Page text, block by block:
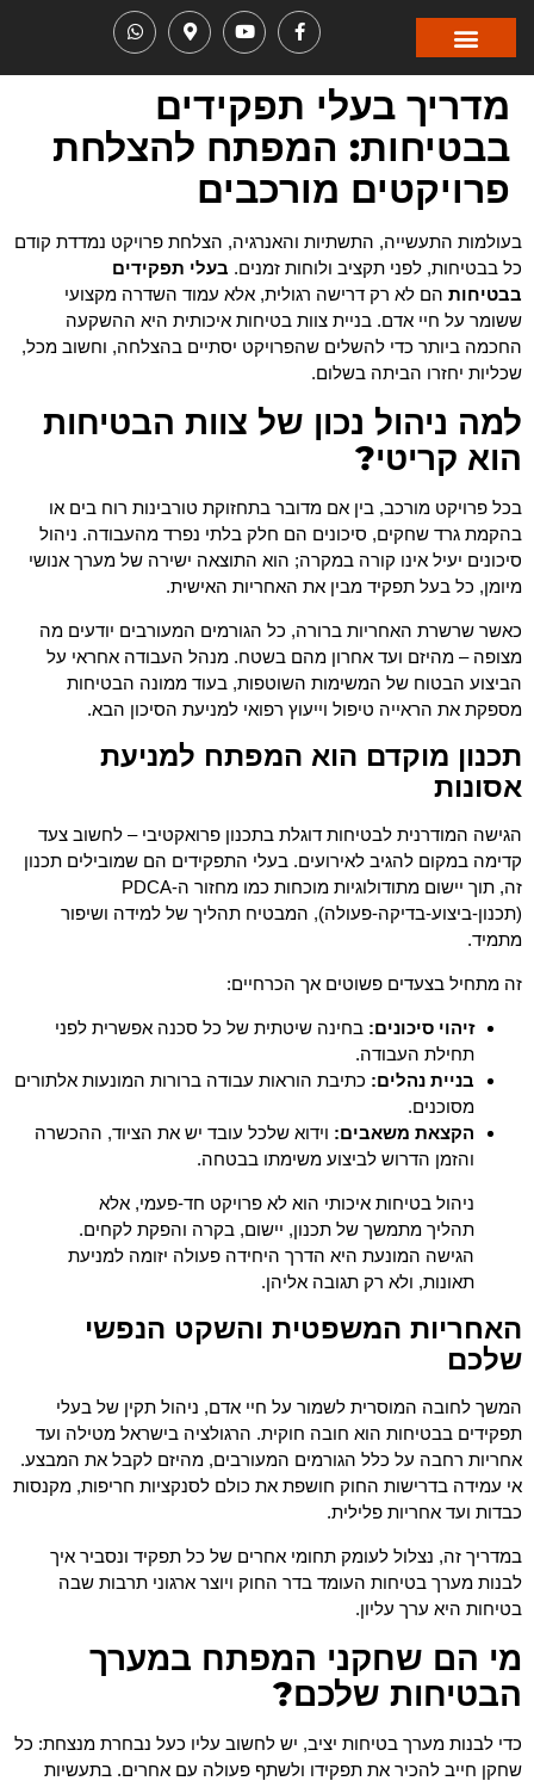
מדריך בעלי תפקידים
בבטיחות: המפתח להצלחת
פרויקטים מורכבים
בעולמות התעשייה, התשתיות והאנרגיה, הצלחת פרויקט נמדדת קודם
כל בבטיחות, לפני תקציב ולוחות זמנים. בעלי תפקידים
בבטיחות הם לא רק דרישה רגולית, אלא עמוד השדרה מקצועי
ששומר על חיי אדם. בניית צוות בטיחות איכותית היא ההשקעה
החכמה ביותר כדי להשלים שהפרויקט יסתיים בהצלחה, וחשוב מכל,
שכליות יחזרו הביתה בשלום.
למה ניהול נכון של צוות הבטיחות
הוא קריטי?
בכל פרויקט מורכב, בין אם מדובר בתחזוקת טורבינות רוח בים או
בהקמת גרד שחקים, סיכונים הם חלק בלתי נפרד מהעבודה. ניהול
סיכונים יעיל אינו קורה במקרה; הוא התוצאה ישירה של מערך אנושי
מיומן, כל בעל תפקיד מבין את האחריות האישית.
כאשר שרשרת האחריות ברורה, כל הגורמים המעורבים יודעים מה
מצופה – מהיזם ועד אחרון מהם בשטח. מנהל העבודה אחראי על
הביצוע הבטוח של המשימות השוטפות, בעוד ממונה הבטיחות
מספקת את הראייה טיפול וייעוץ רפואי למניעת הסיכון הבא.
תכנון מוקדם הוא המפתח למניעת
אסונות
הגישה המודרנית לבטיחות דוגלת בתכנון פרואקטיבי – לחשוב צעד
קדימה במקום להגיב לאירועים. בעלי התפקידים הם שמובילים תכנון
זה, תוך יישום מתודולוגיות מוכחות כמו מחזור ה-PDCA
(תכנון-ביצוע-בדיקה-פעולה), המבטיח תהליך של למידה ושיפור
מתמיד.
זה מתחיל בצעדים פשוטים אך הכרחיים:
זיהוי סיכונים: בחינה שיטתית של כל סכנה אפשרית לפני
תחילת העבודה.
בניית נהלים: כתיבת הוראות עבודה ברורות המונעות אלתורים
מסוכנים.
הקצאת משאבים: וידוא שלכל עובד יש את הציוד, ההכשרה
והזמן הדרוש לביצוע משימתו בבטחה.
ניהול בטיחות איכותי הוא לא פרויקט חד-פעמי, אלא
תהליך מתמשך של תכנון, יישום, בקרה והפקת לקחים.
הגישה המונעת היא הדרך היחידה פעולה יזומה למניעת
תאונות, ולא רק תגובה אליהן.
האחריות המשפטית והשקט הנפשי
שלכם
המשך לחובה המוסרית לשמור על חיי אדם, ניהול תקין של בעלי
תפקידים בבטיחות הוא חובה חוקית. הרגולציה בישראל מטילה ועד
אחריות רחבה על כלל הגורמים המעורבים, מהיזם לקבל את המבצע.
אי עמידה בדרישות החוק חושפת את כולם לסנקציות חריפות, מקנסות
כבדות ועד אחריות פלילית.
במדריך זה, נצלול לעומק תחומי אחרים של כל תפקיד ונסביר איך
לבנות מערך בטיחות העומד בדר החוק ויוצר ארגוני תרבות שבה
בטיחות היא ערך עליון.
מי הם שחקני המפתח במערך
הבטיחות שלכם?
כדי לבנות מערך בטיחות יציב, יש לחשוב עליו כעל נבחרת מנצחת: כל
שחקן חייב להכיר את תפקידו ולשתף פעולה עם אחרים. בתעשיות